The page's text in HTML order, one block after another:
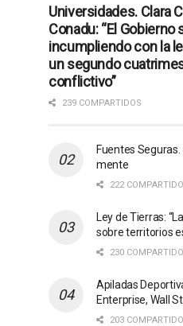
Universidades. Clara
Conadu: “El Gobierno
incumpliendo con la
un segundo
conflictivo”
239 COMPARTIDOS
Fuentes
mente
222
Ley de Tierras:
sobre territorios
230
Apiladas
Enterprise, Wall
203